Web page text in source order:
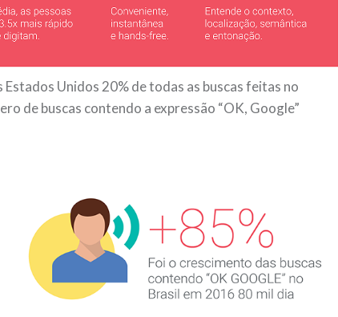
Unidos 20% de todas as buscas feitas no
de buscas contendo a expressão “OK, Google”